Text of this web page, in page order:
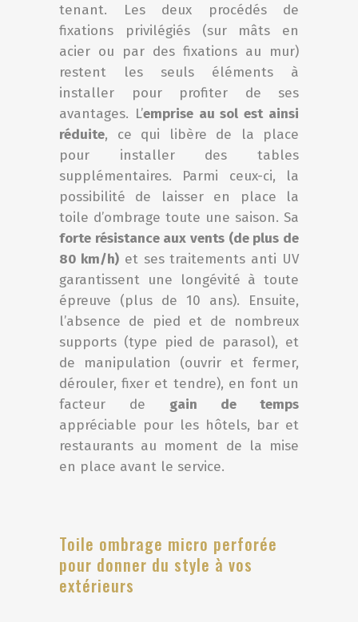
tenant. Les deux procédés de
fixations privilégiés (sur mâts en
acier ou par des fixations au mur)
restent les seuls éléments à
installer pour profiter de ses
avantages. L’emprise au sol est ainsi
réduite, ce qui libère de la place
pour installer des tables
supplémentaires. Parmi ceux-ci, la
possibilité de laisser en place la
toile d’ombrage toute une saison. Sa
forte résistance aux vents (de plus de
80 km/h)et ses traitements anti UV
garantissent une longévité à toute
épreuve (plus de 10 ans). Ensuite,
l’absence de pied et de nombreux
supports (type pied de parasol), et
de manipulation (ouvrir et fermer,
dérouler, fixer et tendre), en font un
facteur de gain de temps
appréciable pour les hôtels, bar et
restaurants au moment de la mise
en place avant le service.
Toile ombrage micro perforée
pour donner du style à vos
extérieurs